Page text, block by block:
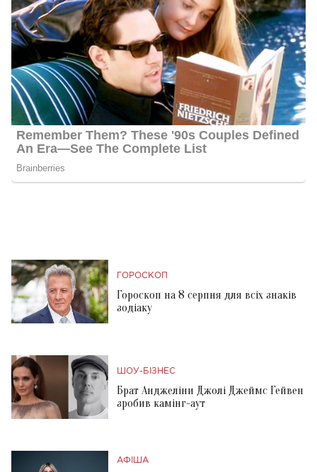
ГОРОСКОП
Гороскоп на 8 серпня для всіх знаків
зодіаку
ШОУ-БІЗНЕС
Брат Анджеліни Джолі Джеймс Гейвен
зробив камінг-аут
АФІША